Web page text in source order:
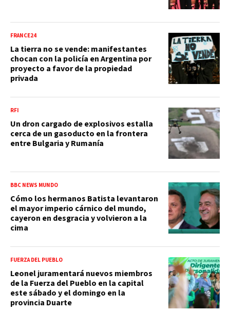
FRANCE24
La tierra no se vende: manifestantes
chocan con la policía en Argentina por
proyecto a favor de la propiedad
privada
RFI
Un dron cargado de explosivos estalla
cerca de un gasoducto en la frontera
entre Bulgaria y Rumanía
BBC NEWS MUNDO
Cómo los hermanos Batista levantaron
el mayor imperio cárnico del mundo,
cayeron en desgracia y volvieron a la
cima
FUERZA DEL PUEBLO
Leonel juramentará nuevos miembros
de la Fuerza del Pueblo en la capital
este sábado y el domingo en la
provincia Duarte